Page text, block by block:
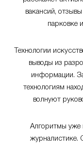
вакансий,
парковке
Технологии
выводы из
информации.
технологиям
волнуют
Алгоритмы уже
журналистике.